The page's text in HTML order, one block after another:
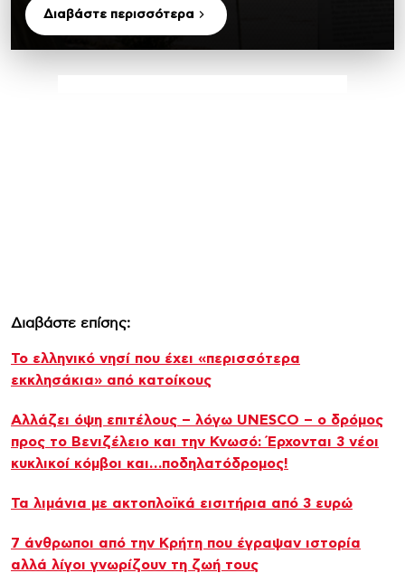
Διαβάστε περισσότερα
Διαβάστε επίσης:
Το ελληνικό νησί που έχει «περισσότερα
εκκλησάκια» από κατοίκους
Αλλάζει όψη επιτέλους – λόγω UNESCO – ο δρόμος
προς το Βενιζέλειο και την Κνωσό: Έρχονται 3 νέοι
κυκλικοί κόμβοι και…ποδηλατόδρομος!
Τα λιμάνια με ακτοπλοϊκά εισιτήρια από 3 ευρώ
7 άνθρωποι από την Κρήτη που έγραψαν ιστορία
αλλά λίγοι γνωρίζουν τη ζωή τους